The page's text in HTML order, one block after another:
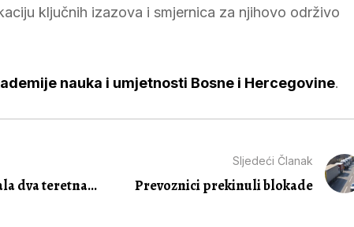
ključnih izazova i smjernica za njihovo održivo
nauka i umjetnosti Bosne i Hercegovine.
dva teretna...
Sljedeći Članak
Prevoznici prekinuli blokade